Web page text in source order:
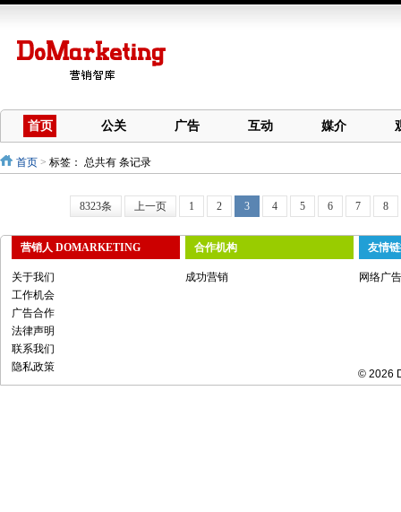
首页 公关 广告 互动 媒介
首页 > 标签： 总共有 条记录
8323条 上一页 1 2 3 4 5 6 7 8
营销人 DOMARKETING
关于我们
工作机会
广告合作
法律声明
联系我们
隐私政策
合作机构
成功营销
友情
网络广
© 2026